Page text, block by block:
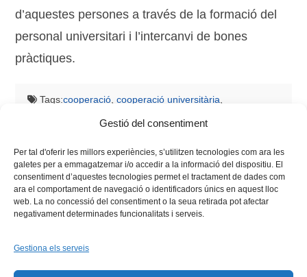
Gestió del consentiment
Per tal d'oferir les millors experiències, s’utilitzen tecnologies com ara les
galetes per a emmagatzemar i/o accedir a la informació del dispositiu. El
consentiment d’aquestes tecnologies permet el tractament de dades com
ara el comportament de navegació o identificadors únics en aquest lloc
web. La no concessió del consentiment o la seua retirada pot afectar
negativament determinades funcionalitats i serveis.
Gestiona els serveis
d’aquestes persones a través de la formació del
personal universitari i l’intercanvi de bones
pràctiques.
Tags:cooperació ,cooperació universitària
suporting refugees,inHERE,universitat de barcelona